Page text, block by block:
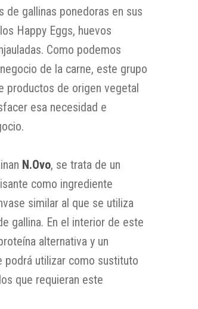
de gallinas ponedoras en sus
Happy Eggs, huevos
Como podemos
de la carne, este grupo
productos de origen vegetal
esa necesidad e
N.Ovo, se trata de un
como ingrediente
similar al que se utiliza
gallina. En el interior de este
alternativa y un
utilizar como sustituto
que requieran este